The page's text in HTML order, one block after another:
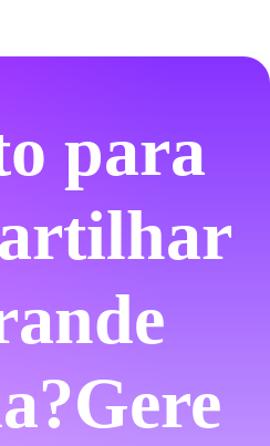
para
Gere